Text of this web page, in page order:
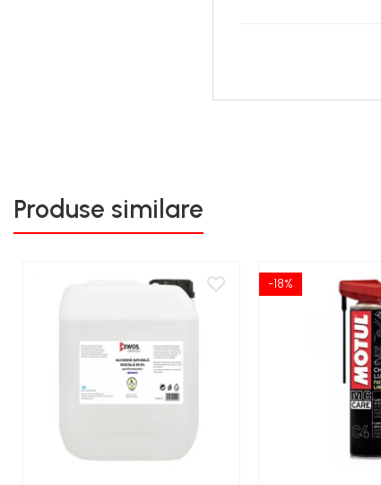
Produse similare
-18%